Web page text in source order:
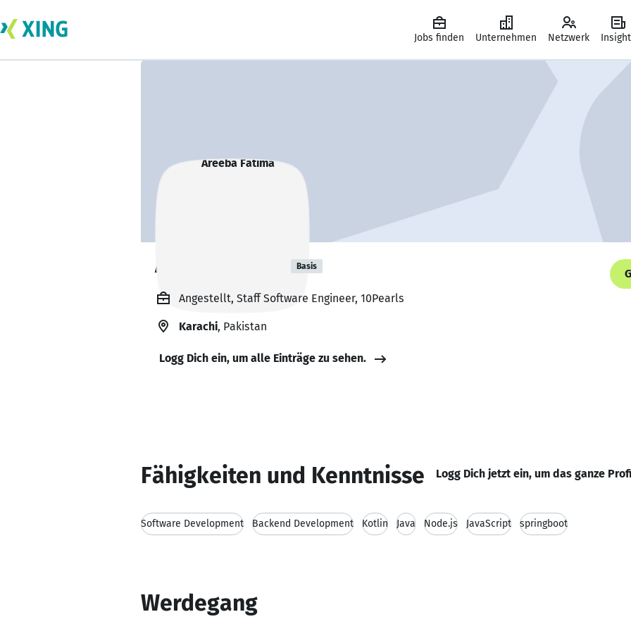
Jobs finden Unternehmen Netzwerk
Areeba Fatima Basis
Angestellt, Staff Software Engineer, 10Pearls
Karachi, Pakistan
Logg Dich ein, um alle Einträge zu sehen.
Fähigkeiten und Kenntnisse Logg Dich jetzt ein, um das ganze
Software Development Backend Development Kotlin Java Node.js JavaScript springboot
Werdegang